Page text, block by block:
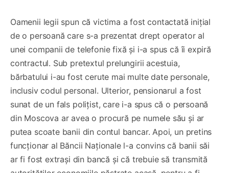
Oamenii legii spun că victima a fost contactată inițial
de o persoană care s-a prezentat drept operator al
unei companii de telefonie fixă și i-a spus că îi expiră
contractul. Sub pretextul prelungirii acestuia,
bărbatului i-au fost cerute mai multe date personale,
inclusiv codul personal. Ulterior, pensionarul a fost
sunat de un fals polițist, care i-a spus că o persoană
din Moscova ar avea o procură pe numele său și ar
putea scoate banii din contul bancar. Apoi, un pretins
funcționar al Băncii Naționale l-a convins că banii săi
ar fi fost extrași din bancă și că trebuie să transmită